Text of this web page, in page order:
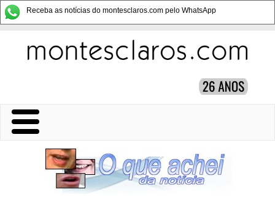
Receba as notícias do montesclaros.com pelo WhatsApp